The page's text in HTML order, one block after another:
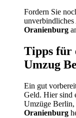
Fordern Sie
Oranienburg
Tipps für
Umzug
Ein gut
Geld. Hier sind
Umzüge
Oranienburg